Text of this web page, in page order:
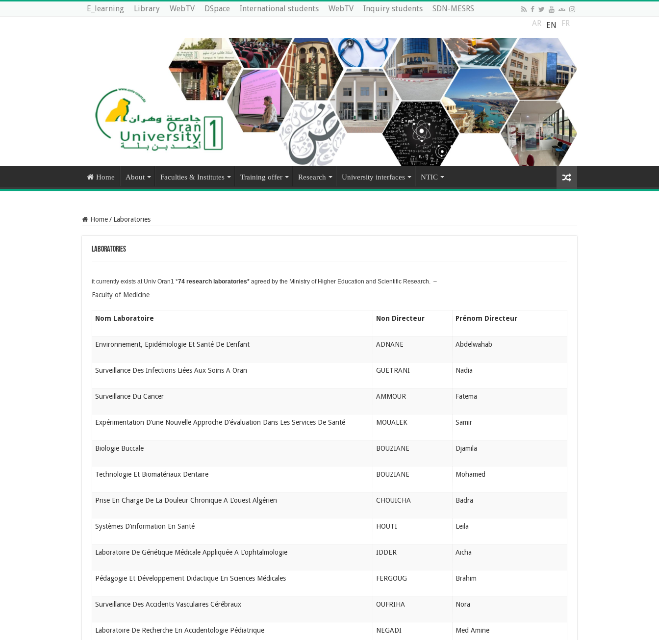
E_learning Library WebTV DSpace International students WebTV Inquiry students
SDN-MESRS
AR EN FR
Home About Faculties & Institutes Training offer Research University interfaces NTIC
Home/ Laboratories
Laboratories
it currently exists at Univ Oran1 *74 research laboratories* agreed by the Ministry of Higher Education and Scientific Research. –
Faculty of Medicine
Nom Laboratoire Non Directeur Prénom Directeur
Environnement, Epidémiologie Et Santé De L’enfant ADNANE Abdelwahab
Surveillance Des Infections Liées Aux Soins A Oran GUETRANI Nadia
Surveillance Du Cancer AMMOUR Fatema
Expérimentation D’une Nouvelle Approche D’évaluation Dans Les Services De Santé MOUALEK Samir
Biologie Buccale BOUZIANE Djamila
Technologie Et Biomatériaux Dentaire BOUZIANE Mohamed
Prise En Charge De La Douleur Chronique A L’ouest Algérien CHOUICHA Badra
Systèmes D’information En Santé HOUTI Leila
Laboratoire De Génétique Médicale Appliquée A L’ophtalmologie IDDER Aicha
Pédagogie Et Développement Didactique En Sciences Médicales FERGOUG Brahim
Surveillance Des Accidents Vasculaires Cérébraux OUFRIHA Nora
Laboratoire De Recherche En Accidentologie Pédiatrique NEGADI Med Amine